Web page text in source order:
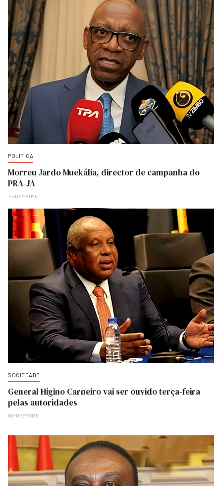
POLITICA
Morreu Jardo Muekália, director de campanha do
PRA-JA
14-DEZ-2025
SOCIEDADE
General Higino Carneiro vai ser ouvido terça-feira
pelas autoridades
08-DEZ-2025